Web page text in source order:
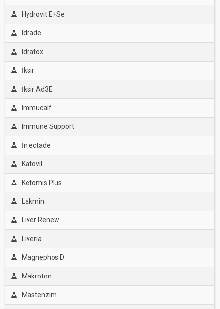
Hydrovit E+Se
Idrade
Idratox
İksir
İksir Ad3E
Immucalf
Immune Support
İnjectade
Katovil
Ketomis Plus
Lakmin
Liver Renew
Liveria
Magnephos D
Makroton
Mastenzim